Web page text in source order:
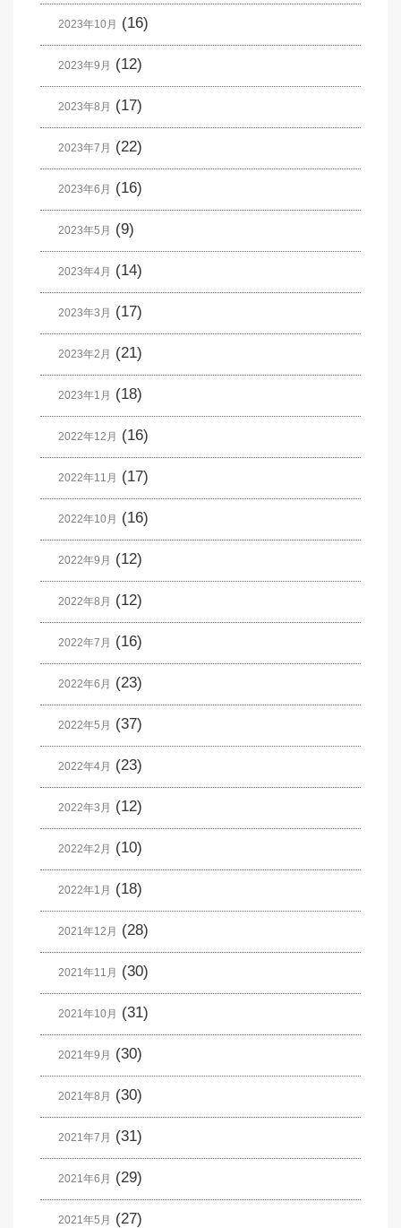
2023年10月 (16)
2023年9月 (12)
2023年8月 (17)
2023年7月 (22)
2023年6月 (16)
2023年5月 (9)
2023年4月 (14)
2023年3月 (17)
2023年2月 (21)
2023年1月 (18)
2022年12月 (16)
2022年11月 (17)
2022年10月 (16)
2022年9月 (12)
2022年8月 (12)
2022年7月 (16)
2022年6月 (23)
2022年5月 (37)
2022年4月 (23)
2022年3月 (12)
2022年2月 (10)
2022年1月 (18)
2021年12月 (28)
2021年11月 (30)
2021年10月 (31)
2021年9月 (30)
2021年8月 (30)
2021年7月 (31)
2021年6月 (29)
2021年5月 (27)